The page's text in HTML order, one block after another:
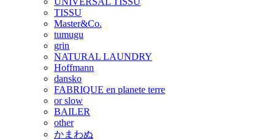
TISSU
Master&Co.
tumugu
grin
NATURAL LAUNDRY
Hoffmann
dansko
FABRIQUE en planete terre
or slow
BAILER
other
かまわぬ